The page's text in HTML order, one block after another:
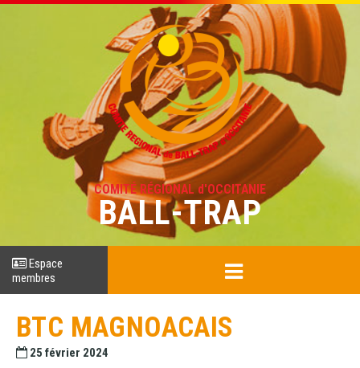
COMITÉ RÉGIONAL d'OCCITANIE
BALL-TRAP
Espace
membres
BTC MAGNOACAIS
25 février 2024